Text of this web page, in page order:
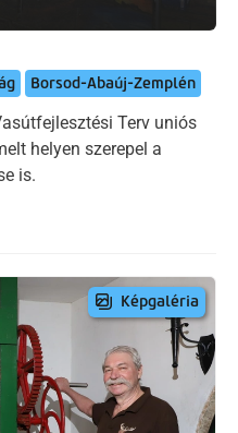
Borsod-Abaúj-Zemplén
Terv uniós
helyen szerepel a
is.
Képgaléria